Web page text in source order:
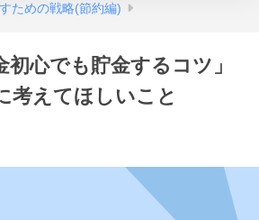
ための戦略(節約編)
初心でも貯金するコツ」
考えてほしいこと